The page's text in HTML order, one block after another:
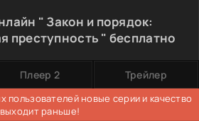
" Закон и порядок:
преступность " бесплатно
Плеер 2 Трейлер
пользователей новые серии и качество
выходит раньше!